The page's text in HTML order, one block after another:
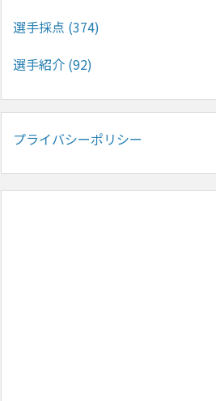
選手採点 (374)
選手紹介 (92)
プライバシーポリシー